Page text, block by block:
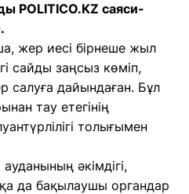
POLITICO.KZ саяси-
жер иесі бірнеше жыл
сайды заңсыз көміп,
салуға дайындаған. Бұл
тау етегінің
толығымен
әкімдігі,
да бақылаушы органдар